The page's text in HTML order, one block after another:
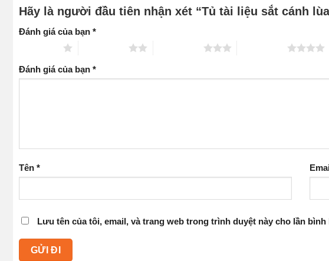
Hãy là người đầu tiên nhận xét “Tủ tài liệu sắt cánh
Đánh giá của bạn *
Đánh giá của bạn *
Tên *
Lưu tên của tôi, email, và trang web trong trình duyệt này cho lần bình